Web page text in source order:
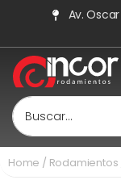
Av. Oscar
Home / Rodamientos